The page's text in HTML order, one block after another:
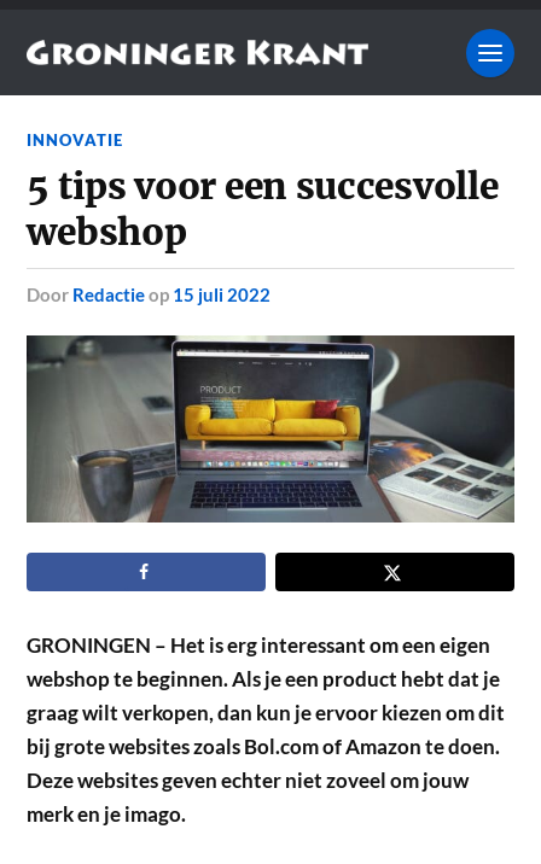
INNOVATIE
5 tips voor een succesvolle
webshop
door Redactieop 15 juli 2022
GRONINGEN – Het is erg interessant om een eigen
webshop te beginnen. Als je een product hebt dat je
graag wilt verkopen, dan kun je ervoor kiezen om dit
bij grote websites zoals Bol.com of Amazon te doen.
Deze websites geven echter niet zoveel om jouw
merk en je imago.